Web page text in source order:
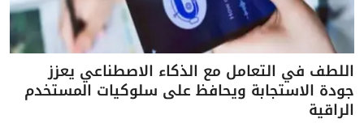
اللطف في التعامل مع الذكاء الاصطناعي يعزز
جودة الاستجابة ويحافظ على سلوكيات المستخدم
الراقية